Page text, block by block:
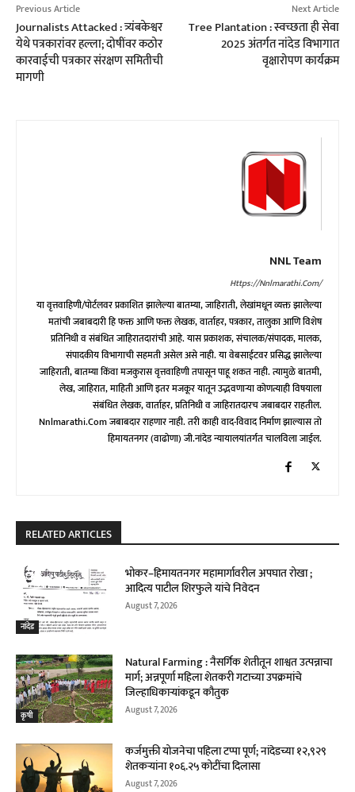
Previous Article
Journalists Attacked : त्र्यंबकेश्वर
येथे पत्रकारांवर हल्ला; दोषींवर कठोर
कारवाईची पत्रकार संरक्षण समितीची
मागणी
Next Article
Tree Plantation : स्वच्छता ही सेवा
2025 अंतर्गत नांदेड विभागात
वृक्षारोपण कार्यक्रम
NNL Team
Https://nnlmarathi.com/
या वृत्तवाहिणी/पोर्टलवर प्रकाशित झालेल्या बातम्या, जाहिराती, लेखांमधून व्यक्त झालेल्या
मतांची जबाबदारी हि फक्त आणि फक्त लेखक, वार्ताहर, पत्रकार, तालुका आणि विशेष
प्रतिनिधी व संबंधित जाहिरातदारांची आहे. यास प्रकाशक, संचालक/संपादक, मालक,
संपादकीय विभागाची सहमती असेल असे नाही. या वेबसाईटवर प्रसिद्ध झालेल्या
जाहिराती, बातम्या किंवा मजकुरास वृत्तवाहिणी तपासून पाहू शकत नाही. त्यामुळे बातमी,
लेख, जाहिरात, माहिती आणि इतर मजकूर यातून उद्भवणाऱ्या कोणत्याही विषयाला
संबंधित लेखक, वार्ताहर, प्रतिनिधी व जाहिरातदारच जबाबदार राहतील.
Nnlmarathi.com जबाबदार राहणार नाही. तरी काही वाद-विवाद निर्माण झाल्यास तो
हिमायतनगर (वाढोणा) जी.नांदेड न्यायालयांतर्गत चालविला जाईल.
RELATED ARTICLES
नांदेड
भोकर–हिमायतनगर महामार्गावरील अपघात रोखा ;
आदित्य पाटील शिरफुले यांचे निवेदन
August 7, 2026
कृषी
Natural Farming : नैसर्गिक शेतीतून शाश्वत उत्पन्नाचा
मार्ग; अन्नपूर्णा महिला शेतकरी गटाच्या उपक्रमांचे
जिल्हाधिकाऱ्यांकडून कौतुक
August 7, 2026
कर्जमुक्ती योजनेचा पहिला टप्पा पूर्ण; नांदेडच्या १२,९२९
शेतकऱ्यांना १०६.२५ कोटींचा दिलासा
August 7, 2026